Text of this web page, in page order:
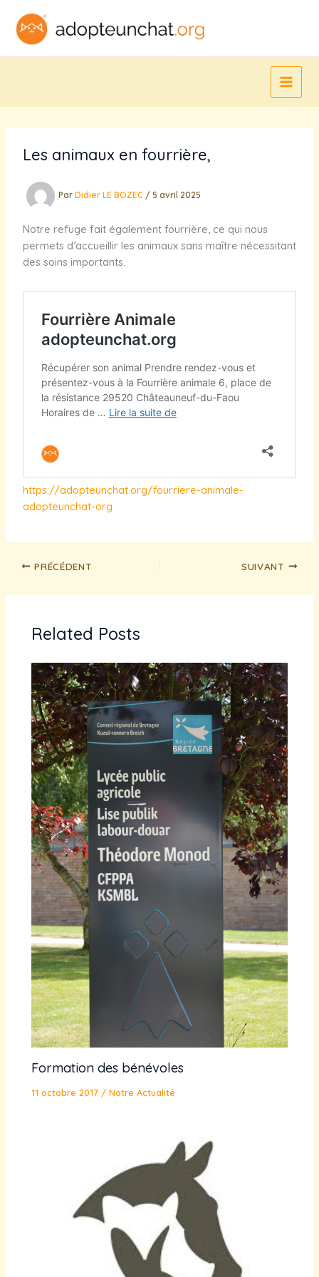
contenu
Les animaux en fourrière,
Par Didier LE BOZEC / 5 avril 2025
Notre refuge fait également fourrière, ce qui nous
permets d’accueillir les animaux sans maître nécessitant
des soins importants.
https://adopteunchat.org/fourriere-animale-
adopteunchat-org
PRÉCÉDENT SUIVANT
Related Posts
Formation des bénévoles
11 octobre 2017 /Notre Actualité